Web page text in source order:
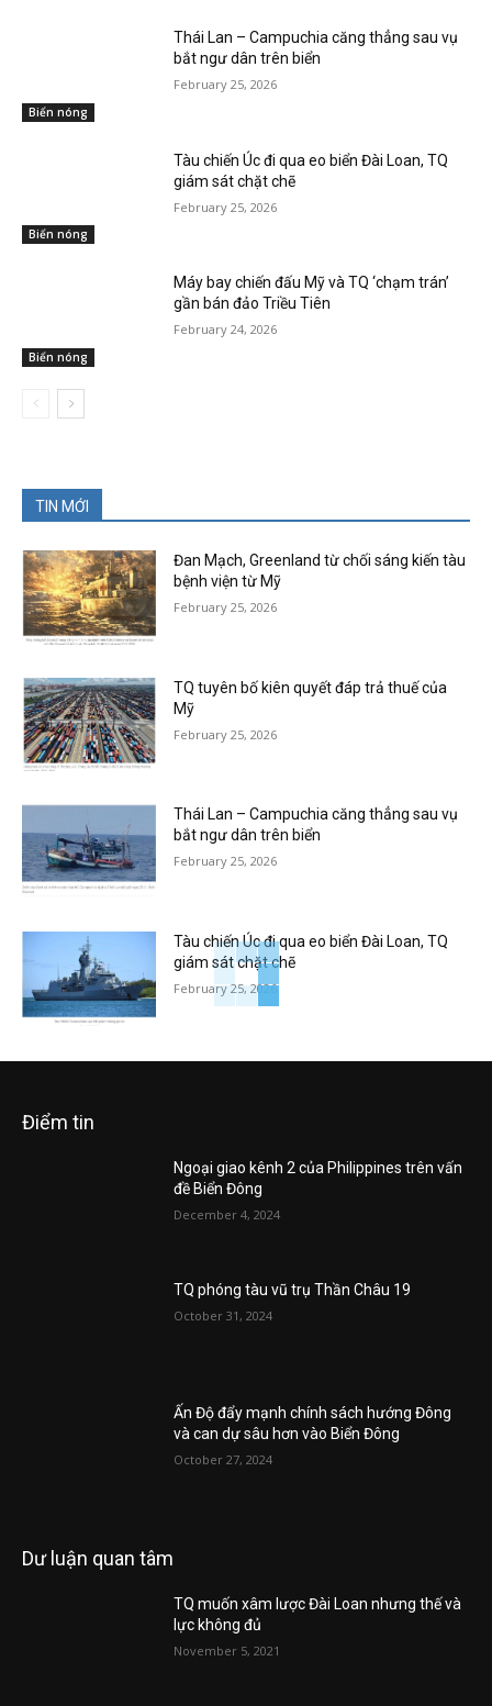
Biển nóng
Thái Lan – Campuchia căng thẳng sau vụ
bắt ngư dân trên biển
February 25, 2026
Biển nóng
Tàu chiến Úc đi qua eo biển Đài Loan, TQ
giám sát chặt chẽ
February 25, 2026
Biển nóng
Máy bay chiến đấu Mỹ và TQ ‘chạm trán’
gần bán đảo Triều Tiên
February 24, 2026
TIN MỚI
Đan Mạch, Greenland từ chối sáng kiến tàu
bệnh viện từ Mỹ
February 25, 2026
TQ tuyên bố kiên quyết đáp trả thuế của
Mỹ
February 25, 2026
Thái Lan – Campuchia căng thẳng sau vụ
bắt ngư dân trên biển
February 25, 2026
Tàu chiến Úc đi qua eo biển Đài Loan, TQ
giám sát chặt chẽ
February 25, 2026
Điểm tin
Ngoại giao kênh 2 của Philippines trên vấn
đề Biển Đông
December 4, 2024
TQ phóng tàu vũ trụ Thần Châu 19
October 31, 2024
Ấn Độ đẩy mạnh chính sách hướng Đông
và can dự sâu hơn vào Biển Đông
October 27, 2024
Dư luận quan tâm
TQ muốn xâm lược Đài Loan nhưng thế và
lực không đủ
November 5, 2021